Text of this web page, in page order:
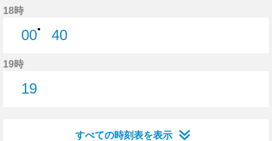
18時
00●
40
19時
19
すべての時刻表を表示